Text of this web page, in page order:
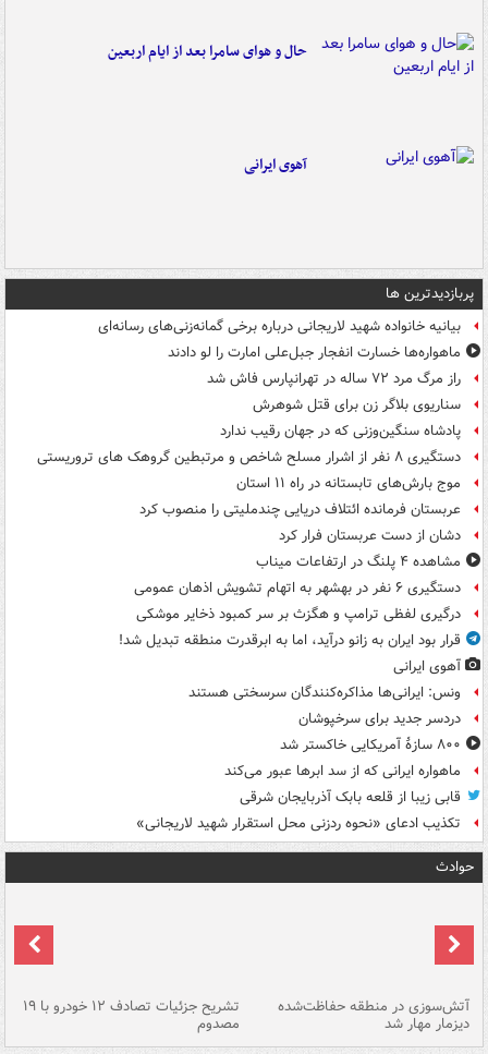
حال و هوای سامرا بعد از ایام اربعین
آهوی ایرانی
پربازدیدترین ها
بیانیه خانواده شهید لاریجانی درباره برخی گمانه‌زنی‌های رسانه‌ای
ماهواره‌ها خسارت انفجار جبل‌علی امارت را لو دادند
راز مرگ مرد ۷۲ ساله در تهرانپارس فاش شد
سناریوی بلاگر زن برای قتل شوهرش
پادشاه سنگین‌وزنی که در جهان رقیب ندارد
دستگیری ۸ نفر از اشرار مسلح شاخص و مرتبطین گروهک های تروریستی
موج بارش‌های تابستانه در راه ۱۱ استان
عربستان فرمانده ائتلاف دریایی چندملیتی را منصوب کرد
دشان از دست عربستان فرار کرد
مشاهده ۴ پلنگ در ارتفاعات میناب
دستگیری ۶ نفر در بهشهر به اتهام تشویش اذهان عمومی
درگیری لفظی ترامپ و هگزث بر سر کمبود ذخایر موشکی
قرار بود ایران به زانو درآید، اما به ابرقدرت منطقه تبدیل شد!
آهوی ایرانی
ونس: ایرانی‌ها مذاکره‌کنندگان سرسختی هستند
دردسر جدید برای سرخپوشان
۸۰۰ سازۀ آمریکایی خاکستر شد
ماهواره ایرانی که از سد ابرها عبور می‌کند
قابی زیبا از قلعه بابک آذربایجان شرقی
تکذیب ادعای «نحوه ردزنی محل استقرار شهید لاریجانی»
حوادث
آتش‌سوزی در منطقه حفاظت‌شده
دیزمار مهار شد
تشریح جزئیات تصادف ۱۲ خودرو با ۱۹
مصدوم